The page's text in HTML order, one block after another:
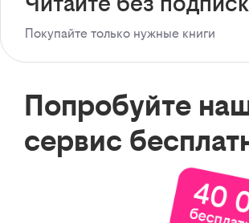
Покупайте только нужные книги
Попробуйте
сервис